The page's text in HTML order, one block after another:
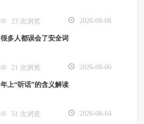
23 次浏览 2026-08-06
很多人都误会了安全词
21 次浏览 2026-08-06
年上“听话”的含义解读
51 次浏览 2026-08-04